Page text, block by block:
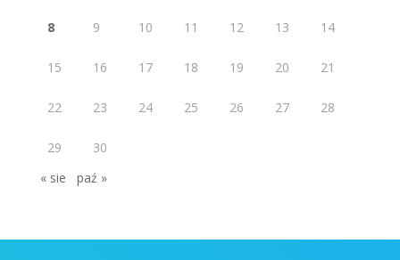
8 9 10 11 12 13 14
15 16 17 18 19 20 21
22 23 24 25 26 27 28
29
30
« sie
paź »